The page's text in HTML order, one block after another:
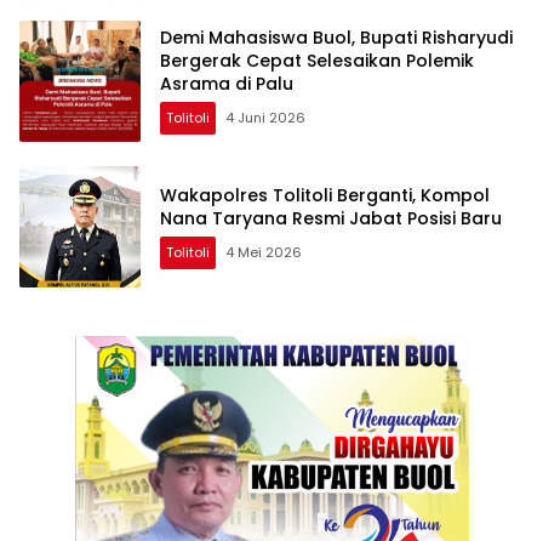
Demi Mahasiswa Buol, Bupati Risharyudi
Bergerak Cepat Selesaikan Polemik
Asrama di Palu
Tolitoli 4 Juni 2026
Wakapolres Tolitoli Berganti, Kompol
Nana Taryana Resmi Jabat Posisi Baru
Tolitoli 4 Mei 2026